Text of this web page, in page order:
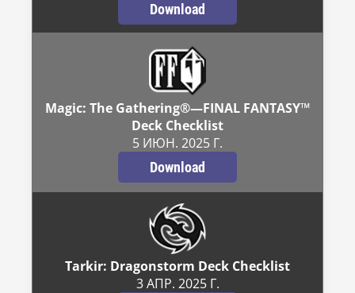
Download
Magic: The Gathering®—FINAL FANTASY™
Deck Checklist
5 ИЮН. 2025 Г.
Download
Tarkir: Dragonstorm Deck Checklist
3 АПР. 2025 Г.